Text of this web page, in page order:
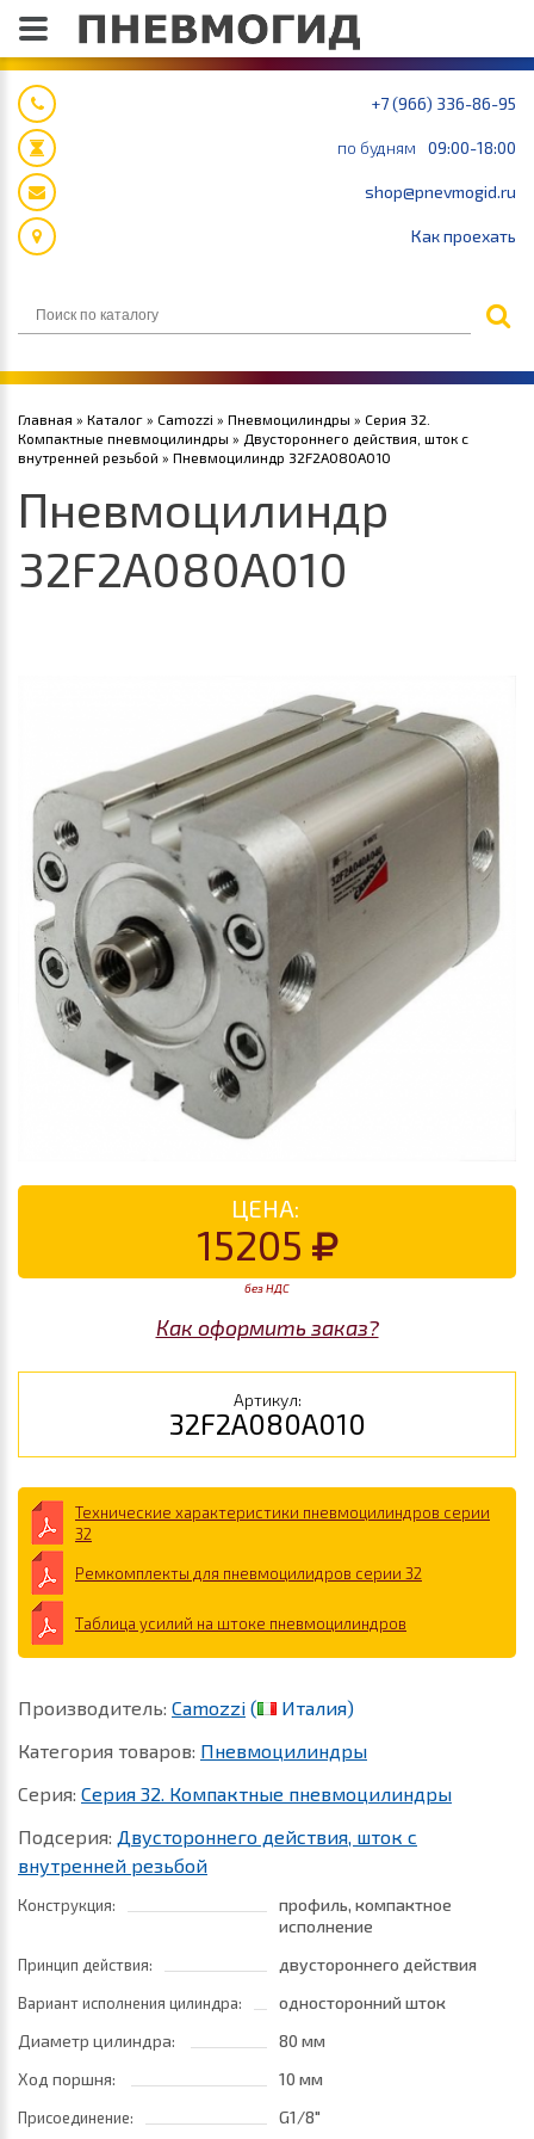
+7 (966) 336-86-95
по будням 09:00-18:00
shop@pnevmogid.ru
Как проехать
Главная » Каталог » Camozzi » Пневмоцилиндры » Серия 32.
Компактные пневмоцилиндры » Двустороннего действия, шток с
внутренней резьбой » Пневмоцилиндр 32F2A080A010
Пневмоцилиндр
32F2A080A010
ЦЕНА:
15205
без НДС
Как оформить заказ?
Артикул:
32F2A080A010
Технические характеристики пневмоцилиндров серии
32
Ремкомплекты для пневмоцилидров серии 32
Таблица усилий на штоке пневмоцилиндров
Производитель: Camozzi (
Италия)
Категория товаров: Пневмоцилиндры
Серия: Серия 32. Компактные пневмоцилиндры
Подсерия: Двустороннего действия, шток с
внутренней резьбой
Конструкция:
профиль, компактное
исполнение
Принцип действия: двустороннего действия
Вариант исполнения цилиндра:
односторонний шток
Диаметр цилиндра:
80 мм
Ход поршня:
10 мм
Присоединение: G1/8"